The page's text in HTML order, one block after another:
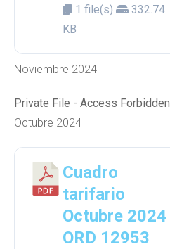
1 file(s)
332.74
KB
Noviembre 2024
Private File - Access Forbidden
Octubre 2024
Cuadro
tarifario
Octubre 2024
ORD 12953